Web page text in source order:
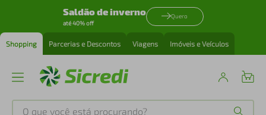
Saldão de inverno
até 40% off
Quero
Shopping Parcerias e Descontos Viagens Imóveis e Veículos
O que você está procurando?